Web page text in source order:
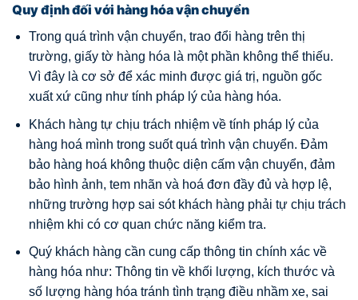
Quy định đối với hàng hóa vận chuyển
Trong quá trình vận chuyển, trao đổi hàng trên thị
trường, giấy tờ hàng hóa là một phần không thể thiếu.
Vì đây là cơ sở để xác minh được giá trị, nguồn gốc
xuất xứ cũng như tính pháp lý của hàng hóa.
Khách hàng tự chịu trách nhiệm về tính pháp lý của
hàng hoá mình trong suốt quá trình vận chuyển. Đảm
bảo hàng hoá không thuộc diện cấm vận chuyển, đảm
bảo hình ảnh, tem nhãn và hoá đơn đầy đủ và hợp lệ,
những trường hợp sai sót khách hàng phải tự chịu trách
nhiệm khi có cơ quan chức năng kiểm tra.
Quý khách hàng cần cung cấp thông tin chính xác về
hàng hóa như: Thông tin về khối lượng, kích thước và
số lượng hàng hóa tránh tình trạng điều nhầm xe, sai